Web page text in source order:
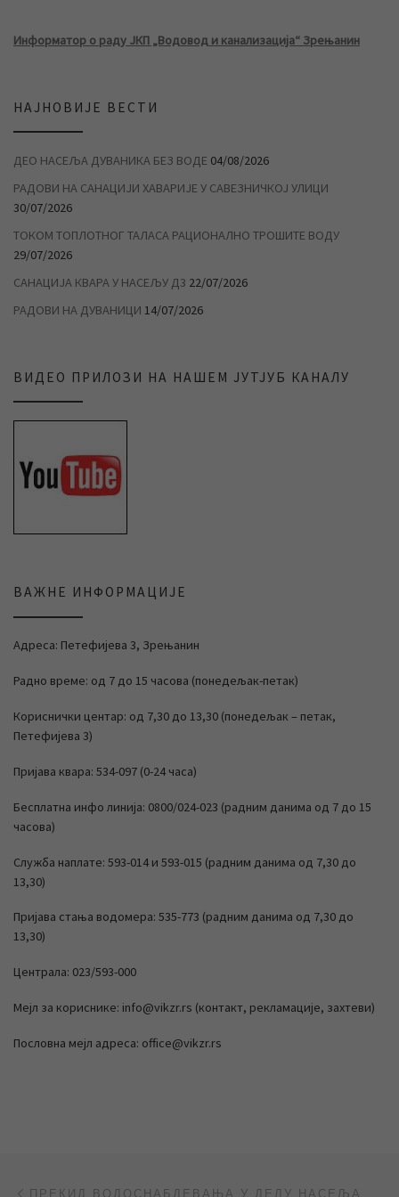
Информатор о раду ЈКП „Водовод и канализација“ Зрењанин
НАЈНОВИЈЕ ВЕСТИ
ДЕО НАСЕЉА ДУВАНИКА БЕЗ ВОДЕ 04/08/2026
РАДОВИ НА САНАЦИЈИ ХАВАРИЈЕ У САВЕЗНИЧКОЈ УЛИЦИ
30/07/2026
ТОКОМ ТОПЛОТНОГ ТАЛАСА РАЦИОНАЛНО ТРОШИТЕ ВОДУ
29/07/2026
САНАЦИЈА КВАРА У НАСЕЉУ Д3 22/07/2026
РАДОВИ НА ДУВАНИЦИ 14/07/2026
ВИДЕО ПРИЛОЗИ НА НАШЕМ ЈУТЈУБ КАНАЛУ
ВАЖНЕ ИНФОРМАЦИЈЕ
Адреса: Петефијева 3, Зрењанин
Радно време: од 7 до 15 часова (понедељак-петак)
Кориснички центар: од 7,30 до 13,30 (понедељак – петак,
Петефијева 3)
Пријава квара: 534-097 (0-24 часа)
Бесплатна инфо линија: 0800/024-023 (радним данима од 7 до 15
часова)
Служба наплате: 593-014 и 593-015 (радним данима од 7,30 до
13,30)
Пријава стања водомера: 535-773 (радним данима од 7,30 до
13,30)
Централа: 023/593-000
Мејл за кориснике: info@vikzr.rs (контакт, рекламације, захтеви)
Пословна мејл адреса: office@vikzr.rs
Post navigation